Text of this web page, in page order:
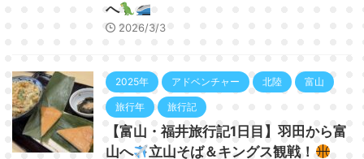
へ
2026/3/3
2025年 アドベンチャー 北陸 富山
旅行年 旅行記
【富山・福井旅行記1日目】羽田から富
山へ
立山そば＆キングス観戦！